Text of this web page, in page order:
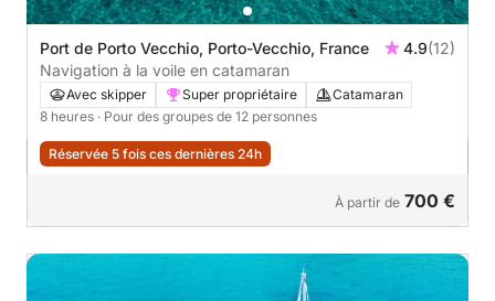
Port de Porto Vecchio, Porto-Vecchio, France 4.9(12)
Navigation à la voile en catamaran
Avec skipper Super propriétaire
Catamaran
8 heures · Pour des groupes de 12 personnes
Réservée 5 fois ces dernières 24h
À partir de 700 €